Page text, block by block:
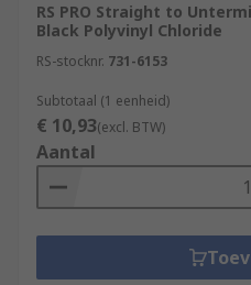
RS PRO Straight to
Black Polyvinyl Chloride
RS-stocknr. 731-6153
Subtotaal (1 eenheid)
€ 10,93(excl. BTW)
Aantal